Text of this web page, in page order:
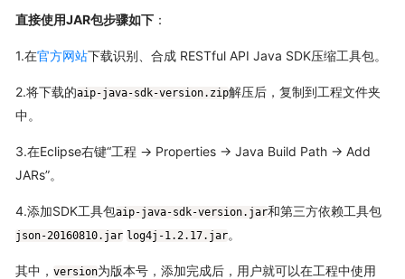
直接使用JAR包步骤如下：
1.在官方网站下载识别、合成 RESTful API Java SDK压缩工具包。
2.将下载的aip-java-sdk-version.zip解压后，复制到工程文件夹
中。
3.在Eclipse右键“工程 -> Properties -> Java Build Path -> Add
JARs”。
4.添加SDK工具包aip-java-sdk-version.jar和第三方依赖工具包
json-20160810.jar log4j-1.2.17.jar。
其中， version为版本号，添加完成后，用户就可以在工程中使用